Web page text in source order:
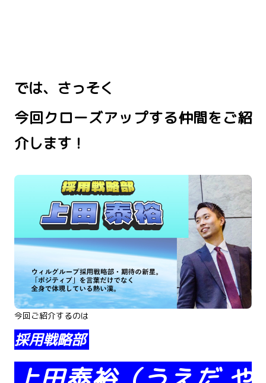
では、 さっそく
今回クローズアップする仲間をご紹
介します！
今回ご紹介するのは
採用戦略部